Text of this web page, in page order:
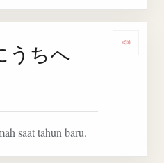
うちへ
saat tahun baru.